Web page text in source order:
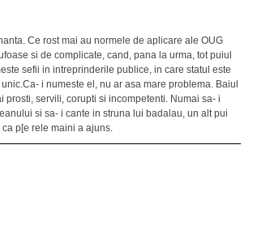
Ce rost mai au normele de aplicare ale OUG
si de complicate, cand, pana la urma, tot puiul
sefii in intreprinderile publice, in care statul este
i numeste el, nu ar asa mare problema. Baiul
prosti, servili, corupti si incompetenti. Numai sa- i
si sa- i cante in struna lui badalau, un alt pui
p[e rele maini a ajuns.